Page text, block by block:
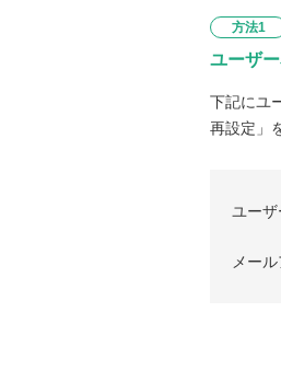
方法1
ユーザ
下記にユ
再設定」
ユーザ
メー